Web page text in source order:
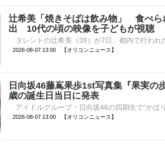
辻希美「焼きそばは飲み物」 食べら
出 10代の頃の映像を子どもが視聴
2026-08-07 13:00 【オリコンニュース】
日向坂46藤嶌果歩1st写真集『果実
歳の誕生日当日に発表
2026-08-07 13:00 【オリコンニュース】